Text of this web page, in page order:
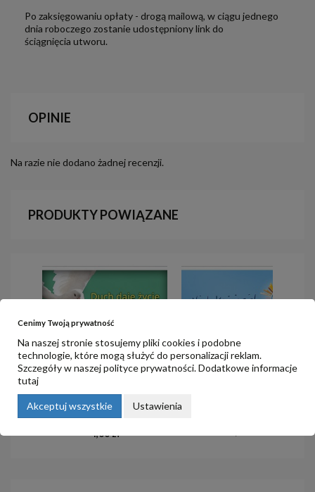
Po zaksięgowaniu opłaty - drogą mailową, w ciągu jednego
dnia roboczego zostanie udostępniony link do
ściągnięcia utworu.
OPINIE
Na razie nie dodano żadnej recenzji.
PRODUKTY POWIĄZANE
5. Mocą Ducha ożywić rodzinę
4,00 zł
Cenimy Twoją prywatność
Na naszej stronie stosujemy pliki cookies i podobne
technologie, które mogą służyć do personalizacji reklam.
Szczegóły w naszejpolityce prywatności. Dodatkowe informacje
tutaj
Akceptuj wszystkie Ustawienia